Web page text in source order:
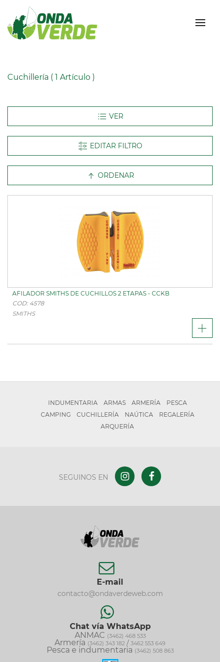
Cuchillería ( 1 Artículo )
EDITAR FILTRO
ORDENAR
AFILADOR SMITHS DE CUCHILLOS 2 ETAPAS - CCKB
COD: 4578
SMITHS
INDUMENTARIA ARMAS ARMERÍA
PESCA
CAMPING
CUCHILLERÍA NAÚTICA
REGALERÍA
ARQUERÍA
SEGUINOS EN
E-mail
contacto@ondaverdeweb.com
Chat vía WhatsApp
ANMAC (3462) 468 533
Armería (3462) 343 182 / 3462 553 649
Pesca e indumentaria (3462) 508 863